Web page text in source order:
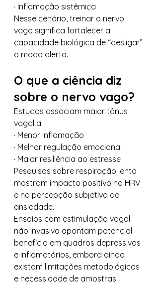
· Inflamação sistêmica
Nesse cenário, treinar o nervo
vago significa fortalecer a
capacidade biológica de “desligar”
o modo alerta.
O que a ciência diz
sobre o nervo vago?
Estudos associam maior tônus
vagal a:
· Menor inflamação
· Melhor regulação emocional
· Maior resiliência ao estresse
Pesquisas sobre respiração lenta
mostram impacto positivo na HRV
e na percepção subjetiva de
ansiedade.
Ensaios com estimulação vagal
não invasiva apontam potencial
benefício em quadros depressivos
e inflamatórios, embora ainda
existam limitações metodológicas
e necessidade de amostras